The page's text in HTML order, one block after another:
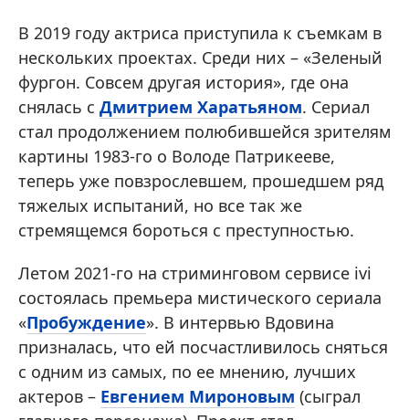
В 2019 году актриса приступила к съемкам в
нескольких проектах. Среди них – «Зеленый
фургон. Совсем другая история», где она
снялась с Дмитрием Харатьяном. Сериал
стал продолжением полюбившейся зрителям
картины 1983-го о Володе Патрикееве,
теперь уже повзрослевшем, прошедшем ряд
тяжелых испытаний, но все так же
стремящемся бороться с преступностью.
Летом 2021-го на стриминговом сервисе ivi
состоялась премьера мистического сериала
«Пробуждение». В интервью Вдовина
призналась, что ей посчастливилось сняться
с одним из самых, по ее мнению, лучших
актеров – Евгением Мироновым (сыграл